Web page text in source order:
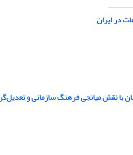
در ایران
با نقش میانجی فرهنگ سازمانی و